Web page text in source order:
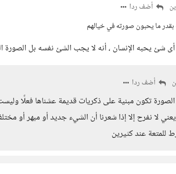
أضف ردا
بقدر ما يحبون صورته في خيالهم
شئ يحبه الإنسان ، أنه لا يجب الشئ نفسه بل الصورة
أضف ردا
تكون مبنية على ذكريات قديمة عشناها فعلًا
لا نفرح إلا إذا شعرنا أن الشيء جديد أو مبهر أو
للمتعة عند كثيرين